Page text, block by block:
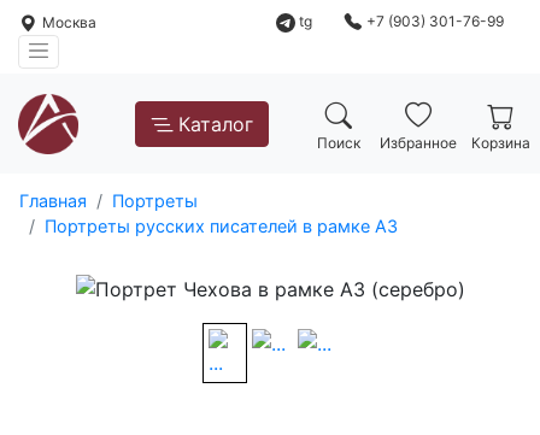
Москва tg +7 (903) 301-76-99
Каталог
Поиск Избранное Корзина
Главная
Портреты
Портреты русских писателей в рамке А3